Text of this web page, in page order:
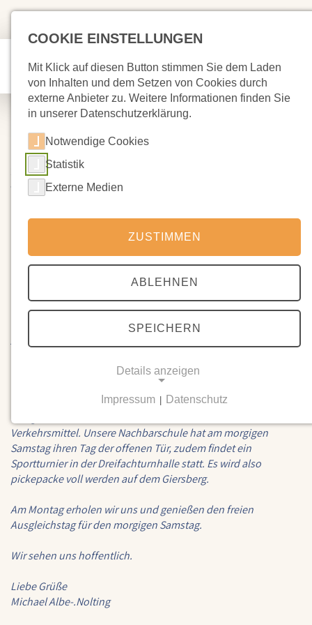
28.11.2025
Willkommen zum Basar!
Liebe Schulgemeinschaft!
Im Schulhaus sind die Schülerinnen und Schüler jetzt weg,
nachdem sie die Tische und Stühle aus den Klassenräumen
aufgebaut, gerichtet, gesichtet und dekoriert. Denn morgen ist
unser Basar - wie immer ein Ort der Begegnung, des
Austausches, des Kennenlernens und auch, um das ein oder
Bitte bilden Sie für die Anreise zum Basar unbedingt
Fahrgemeinschaften oder nutzen Sie die öffentlichen
Verkehrsmittel. Unsere Nachbarschule hat am morgigen
Samstag ihren Tag der offenen Tür, zudem findet ein
Sportturnier in der Dreifachturnhalle statt. Es wird also
pickepacke voll werden auf dem Giersberg.
Am Montag erholen wir uns und genießen den freien
Ausgleichstag für den morgigen Samstag.
Wir sehen uns hoffentlich.
Liebe Grüße
Michael Albe-.Nolting
COOKIE EINSTELLUNGEN
Mit Klick auf diesen Button stimmen Sie dem Laden
von Inhalten und dem Setzen von Cookies durch
externe Anbieter zu. Weitere Informationen finden Sie
in unserer Datenschutzerklärung.
Notwendige Cookies
Statistik
Externe Medien
ZUSTIMMEN
ABLEHNEN
SPEICHERN
Details anzeigen
Notwendige Cookies ermöglichen grundlegende
Funktionen und sind für die einwandfreie Funktion
der Website erforderlich.
Name:
Dieser Cookie speichert die ausgewählten
Einverständnis-Optionen des Benutzers
Impressum Datenschutz